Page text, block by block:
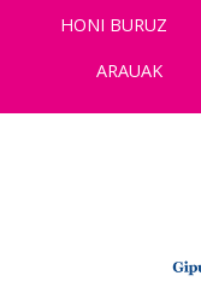
HONI BURUZ
ARAUAK